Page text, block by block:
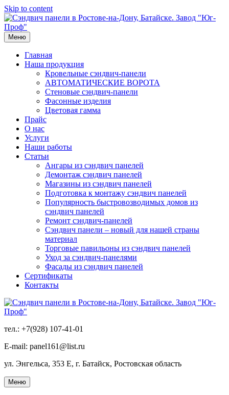
Skip to content
Меню
Главная
Наша продукция
Кровельные сэндвич-панели
АВТОМАТИЧЕСКИЕ ВОРОТА
Стеновые сэндвич-панели
Фасонные изделия
Цветовая гамма
Прайс
О нас
Услуги
Наши работы
Статьи
Ангары из сэндвич панелей
Демонтаж сэндвич панелей
Магазины из сэндвич панелей
Подготовка к монтажу сэндвич панелей
Популярность быстровозводимых домов из
сэндвич панелей
Ремонт сэндвич-панелей
Сэндвич панели – новый для нашей страны
материал
Торговые павильоны из сэндвич панелей
Уход за сэндвич-панелями
Фасады из сэндвич панелей
Сертификаты
Контакты
тел.: +7(928) 107-41-01
E-mail: panel161@list.ru
ул. Энгельса, 353 Е, г. Батайск, Ростовская область
Меню